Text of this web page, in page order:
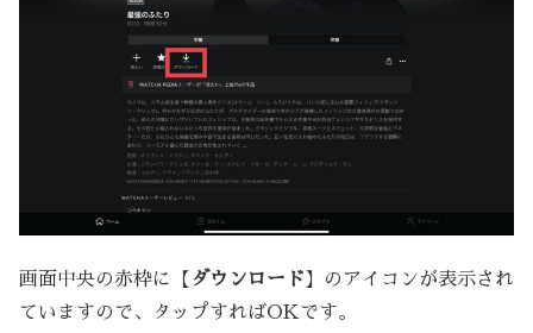
画面中央の赤枠に【 ダウンロード 】のアイコンが表示され
ていますので、タップすればOKです。